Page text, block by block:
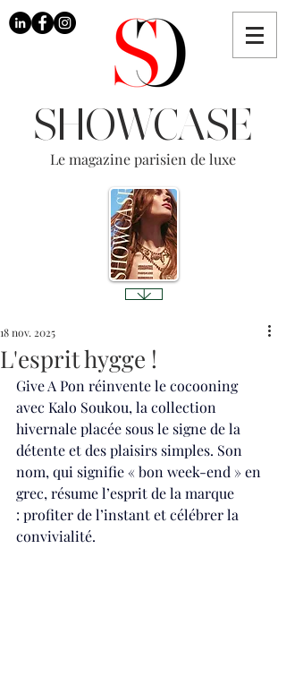
SHOWCASE
Le magazine parisien de luxe
L'esprit hygge !
18 nov. 2025
Give A Pon réinvente le cocooning
avec Kalo Soukou, la collection
hivernale placée sous le signe de la
détente et des plaisirs simples. Son
nom, qui signifie « bon week-end » en
grec, résume l’esprit de la marque
: profiter de l’instant et célébrer la
convivialité.